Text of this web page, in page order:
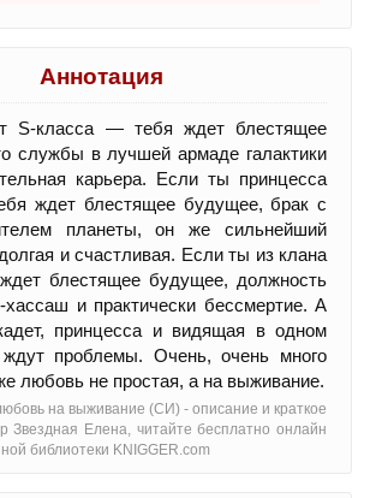
Аннотация
S-класса — тебя ждет блестящее
службы в лучшей армаде галактики
карьера. Если ты принцесса
ждет блестящее будущее, брак с
планеты, он же сильнейший
и счастливая. Если ты из клана
блестящее будущее, должность
хассаш и практически бессмертие. А
принцесса и видящая в одном
проблемы. Очень, очень много
любовь не простая, а на выживание.
на выживание (СИ) - oписание и краткое
Звездная Елена, читайте бесплатно онлайн
библиотеки KNIGGER.com